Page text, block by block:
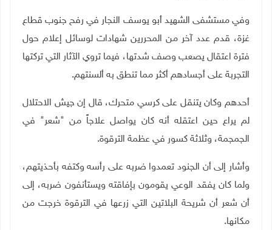
وفي مستشفى الشهيد أبو يوسف النجار في رفح جنوب قطاع
غزة، قدم عدد آخر من المحررين شهادات لوسائل إعلام حول
فترة اعتقال يصعب وصف شدتها، فيما تروي الآثار التي تركتها
التجربة على أجسادهم أكثر مما تنطق به ألسنتهم.
أحدهم وكان يتنقل على كرسي متحرك، قال إن جيش الاحتلال
لم يراع حين اعتقله أنه كان يواصل علاجاً من "شعر" في
الجمجمة، وثلاثة كسور في عظمة الترقوة.
وأشار إلى أن الجنود تعمدوا ضربه على رأسه وكتفه بأحذيتهم،
ولما كان يفقد الوعي يقومون بإفاقته ويستأنفون ضربه، إلى
أن شعر أن شريحة البلاتين التي زرعها في الترقوة خرجت من
مكانها.